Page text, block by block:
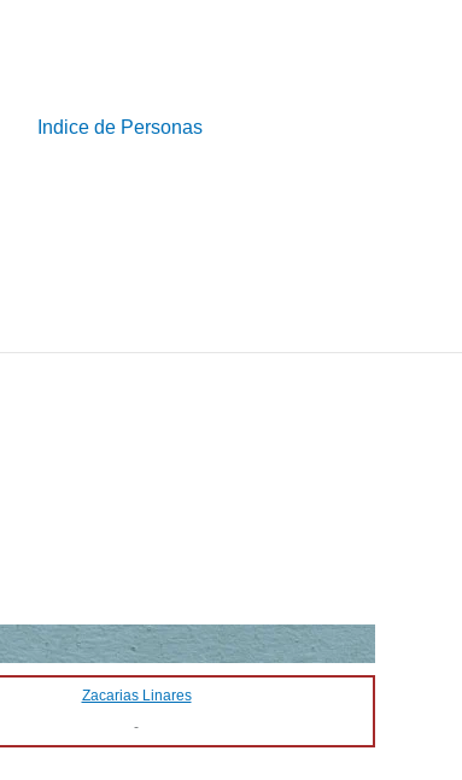
Indice de Personas
Zacarias Linares
-